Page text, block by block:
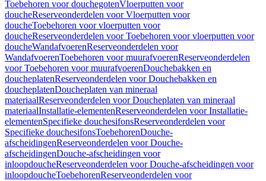
Toebehoren voor douchegotenVloerputten voor
doucheReserveonderdelen voor Vloerputten voor
doucheToebehoren voor vloerputten voor
doucheReserveonderdelen voor Toebehoren voor vloerputten voor
doucheWandafvoerenReserveonderdelen voor
WandafvoerenToebehoren voor muurafvoerenReserveonderdelen
voor Toebehoren voor muurafvoerenDouchebakken en
doucheplatenReserveonderdelen voor Douchebakken en
doucheplatenDoucheplaten van mineraal
materiaalReserveonderdelen voor Doucheplaten van mineraal
materiaalInstallatie-elementenReserveonderdelen voor Installatie-
elementenSpecifieke douchesifonsReserveonderdelen voor
Specifieke douchesifonsToebehorenDouche-
afscheidingenReserveonderdelen voor Douche-
afscheidingenDouche-afscheidingen voor
inloopdoucheReserveonderdelen voor Douche-afscheidingen voor
inloopdoucheToebehorenReserveonderdelen voor